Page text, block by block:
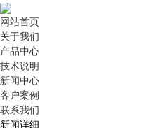
网站首页
关于我们
产品中心
技术说明
新闻中心
客户案例
联系我们
新闻详细